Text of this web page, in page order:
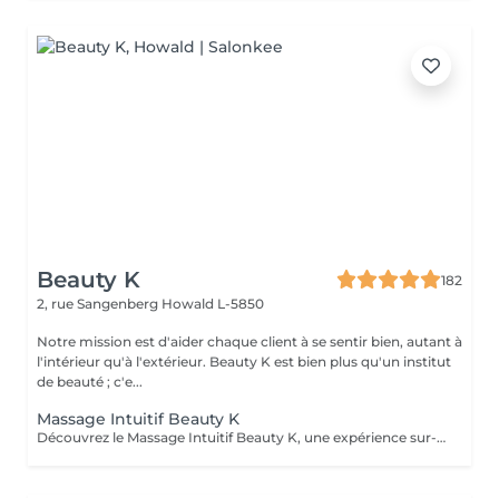
Beauty K
182
2, rue Sangenberg Howald L-5850
Notre mission est d'aider chaque client à se sentir bien, autant à
l'intérieur qu'à l'extérieur. Beauty K est bien plus qu'un institut
de beauté ; c'e...
Massage Intuitif Beauty K
Découvrez le Massage Intuitif Beauty K, une expérience sur-mesure où nos praticiennes se connectent profondément à votre corps pour vous offrir une séance personnalisée et apaisante. Formées à diverses techniques, elles vous guideront dans un voyage sensoriel unique, adapté à vos besoins. Choisissez votre praticienne selon votre intuition, et laissez-vous emporter par ce massage exclusif dans notre espace de sérénité. Dès votre arrivée, vous serez enveloppé dans une ambiance chaleureuse et relaxante, avec lumière tamisée et arômes délicats, parfaits pour la détente totale. Le massage commence par des effleurages doux, préparant le corps à un modelage plus profond, libérant les tensions et stimulant la circulation.